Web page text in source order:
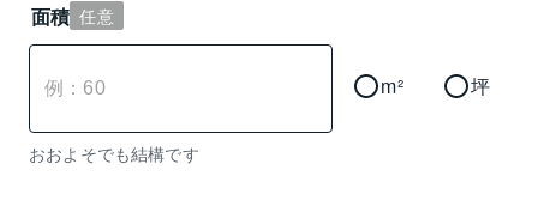
面積 任意
m² 坪
おおよそでも結構です